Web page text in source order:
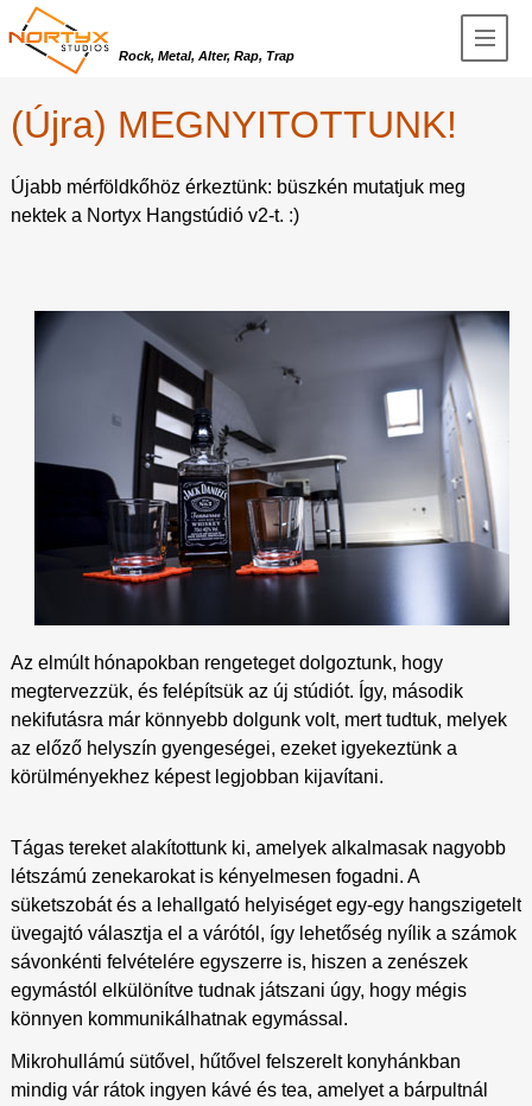
Rock, Metal, Alter, Rap, Trap
(Újra) MEGNYITOTTUNK!
Újabb mérföldkőhöz érkeztünk: büszkén mutatjuk meg
nektek a Nortyx Hangstúdió v2-t. :)
Az elmúlt hónapokban rengeteget dolgoztunk, hogy
megtervezzük, és felépítsük az új stúdiót. Így, második
nekifutásra már könnyebb dolgunk volt, mert tudtuk, melyek
az előző helyszín gyengeségei, ezeket igyekeztünk a
körülményekhez képest legjobban kijavítani.
Tágas tereket alakítottunk ki, amelyek alkalmasak nagyobb
létszámú zenekarokat is kényelmesen fogadni. A
süketszobát és a lehallgató helyiséget egy-egy hangszigetelt
üvegajtó választja el a várótól, így lehetőség nyílik a számok
sávonkénti felvételére egyszerre is, hiszen a zenészek
egymástól elkülönítve tudnak játszani úgy, hogy mégis
könnyen kommunikálhatnak egymással.
Mikrohullámú sütővel, hűtővel felszerelt konyhánkban
mindig vár rátok ingyen kávé és tea, amelyet a bárpultnál